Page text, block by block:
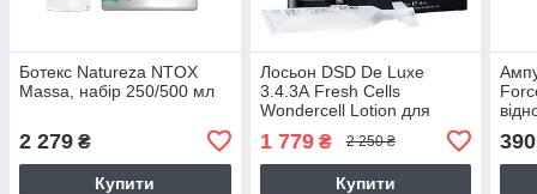
Ботекс Natureza NTOX
Massa, набір 250/500 мл
2 279 ₴
Купити
Лосьон DSD De Luxe
3.4.3А Fresh Cells
Wondercell Lotion для
стимуляції росту волосся
50 мл + 10 мл
1 779₴ 2 250 ₴
Купити
мл
390